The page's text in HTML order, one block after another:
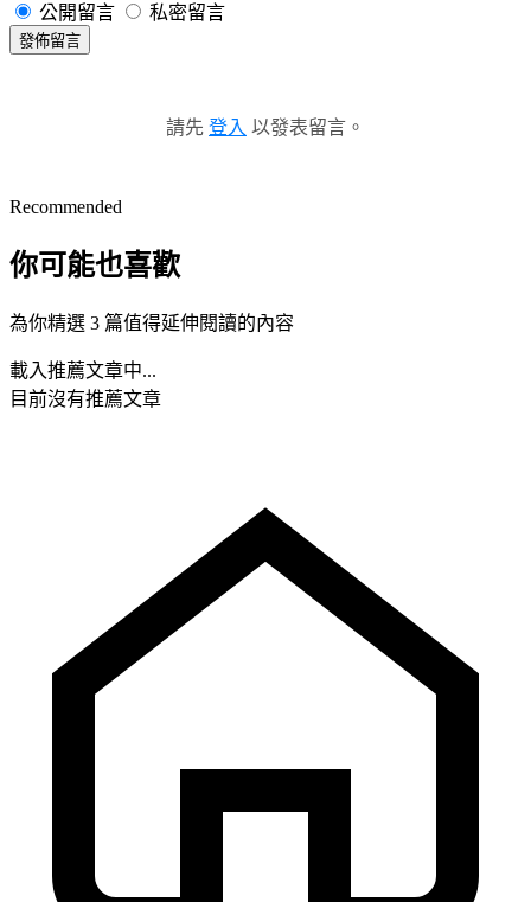
公開留言 私密留言
發佈留言
請先 登入 以發表留言。
Recommended
你可能也喜歡
為你精選 3 篇值得延伸閱讀的內容
載入推薦文章中...
目前沒有推薦文章